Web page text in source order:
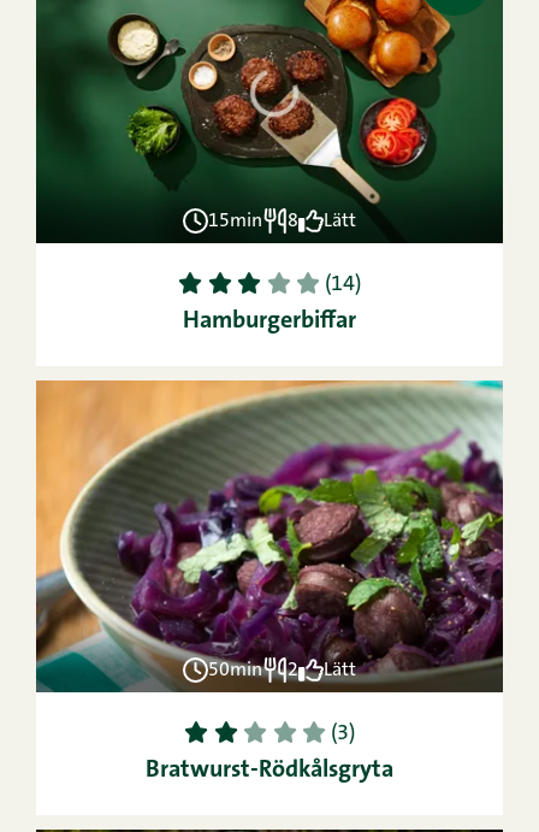
15min 8 Lätt
1 2 3 4 5 (14)
Hamburgerbiffar
50min 2 Lätt
1 2 3 4 5 (3)
Bratwurst-Rödkålsgryta